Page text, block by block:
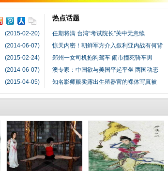
(2015-02-20)
(2014-06-07)
(2015-02-24)
(2014-06-07)
(2015-04-05)
热点话题
任期将满 台湾“考试院长”关中无意续
惊天内密！朝鲜军方介入叙利亚内战有何背
郑州一女司机抱狗驾车 闹市撞死骑车男
澳专家：中国欲与美国平起平坐 两国动态
知名影师贩卖露出生殖器官的裸体写真被